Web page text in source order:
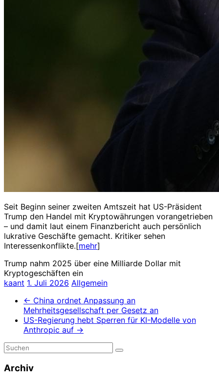
Seit Beginn seiner zweiten Amtszeit hat US-Präsident
Trump den Handel mit Kryptowährungen vorangetrieben
– und damit laut einem Finanzbericht auch persönlich
lukrative Geschäfte gemacht. Kritiker sehen
Interessenkonflikte.[mehr]
Trump nahm 2025 über eine Milliarde Dollar mit
Kryptogeschäften ein
kaant 1. Juli 2026 Allgemein
← China ordnet Anpassung an
Mehrheitsgesellschaft per Gesetz an
US-Regierung hebt Sperren für KI-Modelle von
Anthropic auf →
Archiv